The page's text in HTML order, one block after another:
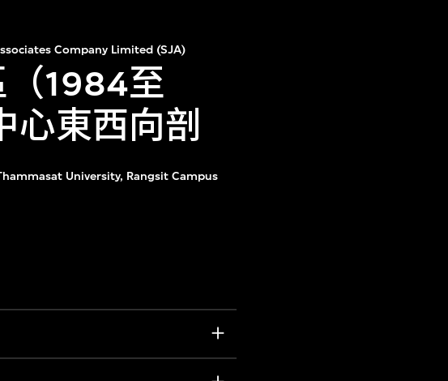
Company Limited (SJA)
1984至
心東西向剖
University, Rangsit Campus